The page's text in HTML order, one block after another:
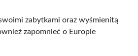
zabytkami oraz wyśmienitą
zapomnieć o Europie